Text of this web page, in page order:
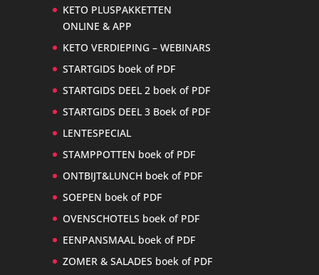
KETO PLUSPAKKETTEN
ONLINE & APP
KETO VERDIEPING – WEBINARS
STARTGIDS boek of PDF
STARTGIDS DEEL 2 boek of PDF
STARTGIDS DEEL 3 Boek of PDF
LENTESPECIAL
STAMPPOTTEN boek of PDF
ONTBIJT&LUNCH boek of PDF
SOEPEN boek of PDF
OVENSCHOTELS boek of PDF
EENPANSMAAL boek of PDF
ZOMER & SALADES boek of PDF